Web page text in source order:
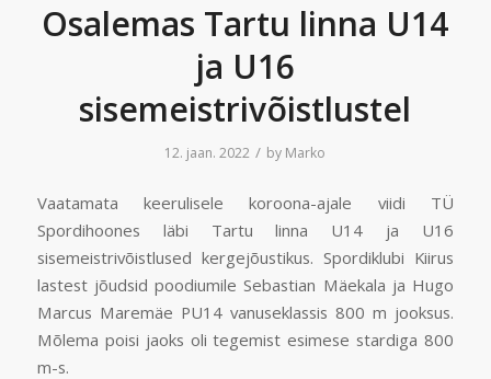
Osalemas Tartu linna U14
ja U16
sisemeistrivõistlustel
12. jaan. 2022 / by Marko
Vaatamata keerulisele koroona-ajale viidi TÜ
Spordihoones läbi Tartu linna U14 ja U16
sisemeistrivõistlused kergejõustikus. Spordiklubi Kiirus
lastest jõudsid poodiumile Sebastian Mäekala ja Hugo
Marcus Maremäe PU14 vanuseklassis 800 m jooksus.
Mõlema poisi jaoks oli tegemist esimese stardiga 800
m-s.